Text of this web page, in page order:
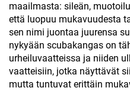
maailmasta: sileän,
että luopuu mukavuudesta
sen nimi juontaa juurensa
nykyään scubakangas on
urheiluvaatteissa ja niiden
vaatteisiin, jotka näyttävät
mutta tuntuvat erittäin